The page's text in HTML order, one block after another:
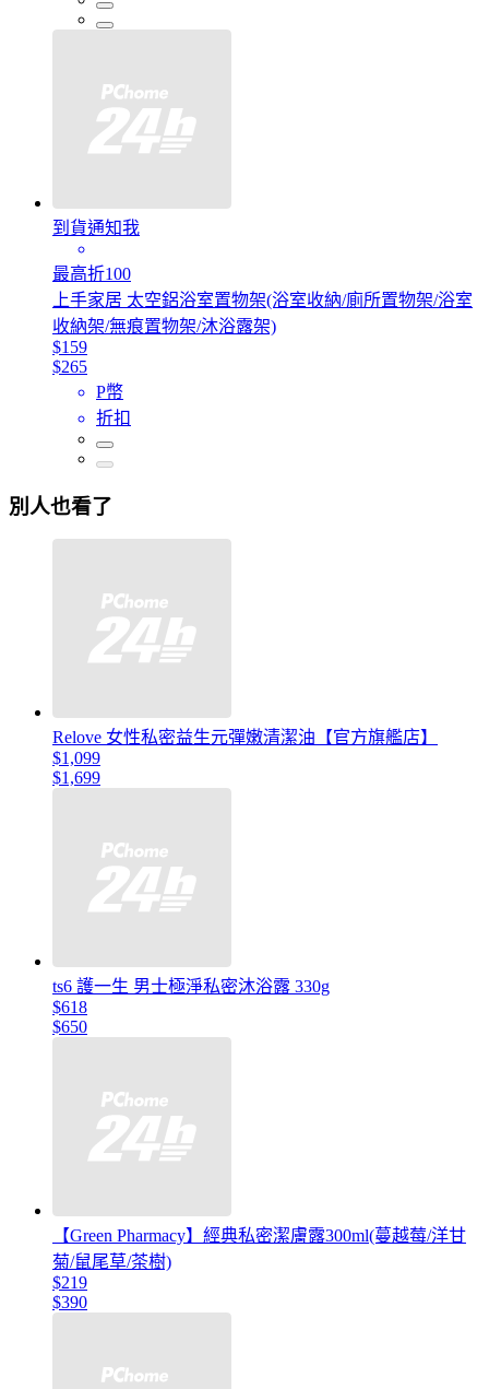
到貨通知我
最高折100
上手家居 太空鋁浴室置物架(浴室收納/廁所置物架/浴室
收納架/無痕置物架/沐浴露架)
$159
$265
P幣
折扣
別人也看了
Relove 女性私密益生元彈嫩清潔油【官方旗艦店】
$1,099
$1,699
ts6 護一生 男士極淨私密沐浴露 330g
$618
$650
【Green Pharmacy】經典私密潔膚露300ml(蔓越莓/洋甘
菊/鼠尾草/茶樹)
$219
$390